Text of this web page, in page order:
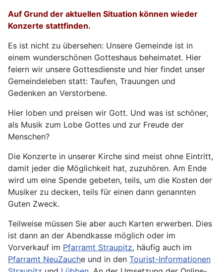
Auf Grund der aktuellen Situation können wieder
Konzerte stattfinden.
Es ist nicht zu übersehen: Unsere Gemeinde ist in
einem wunderschönen Gotteshaus beheimatet. Hier
feiern wir unsere Gottesdienste und hier findet unser
Gemeindeleben statt: Taufen, Trauungen und
Gedenken an Verstorbene.
Hier loben und preisen wir Gott. Und was ist schöner,
als Musik zum Lobe Gottes und zur Freude der
Menschen?
Die Konzerte in unserer Kirche sind meist ohne Eintritt,
damit jeder die Möglichkeit hat, zuzuhören. Am Ende
wird um eine Spende gebeten, teils, um die Kosten der
Musiker zu decken, teils für einen dann genannten
Guten Zweck.
Teilweise müssen Sie aber auch Karten erwerben. Dies
ist dann an der Abendkasse möglich oder im
Vorverkauf im Pfarramt Straupitz, häufig auch im
Pfarramt NeuZauche und in den Tourist-Informationen